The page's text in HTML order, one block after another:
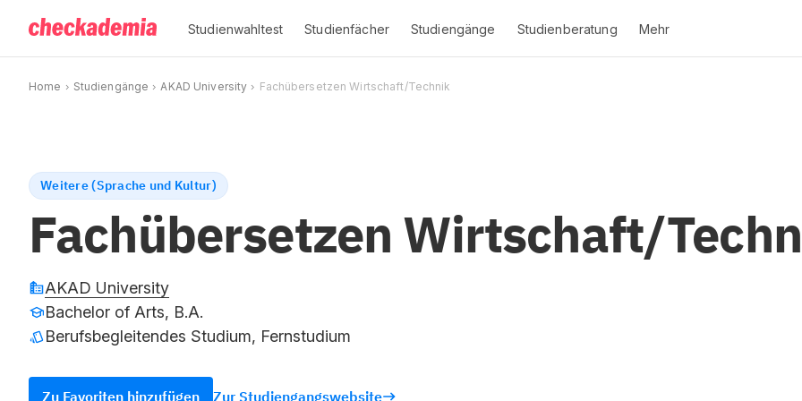
Studienwahltest Studienfächer Studiengänge Studienberatung Mehr
Home Studiengänge AKAD University Fachübersetzen Wirtschaft/Technik
Weitere (Sprache und Kultur)
Fachübersetzen Wirtschaft/
AKAD University
Bachelor of Arts, B.A.
Berufsbegleitendes Studium, Fernstudium
Zu Favoriten hinzufügen Zur Studiengangswebsite